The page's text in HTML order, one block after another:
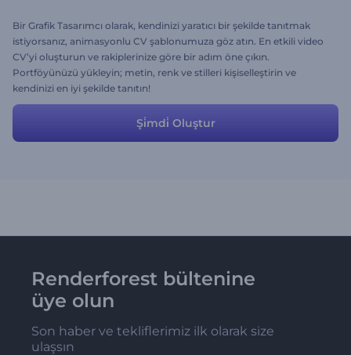
Bir Grafik Tasarımcı olarak, kendinizi yaratıcı bir şekilde tanıtmak
istiyorsanız, animasyonlu CV şablonumuza göz atın. En etkili video
CV’yi oluşturun ve rakiplerinize göre bir adım öne çıkın.
Portföyünüzü yükleyin; metin, renk ve stilleri kişiselleştirin ve
kendinizi en iyi şekilde tanıtın!
Şi̇mdi̇ Oluştur
Renderforest bültenine
üye olun
Son haber ve tekliflerimiz ilk olarak size
ulaşsın